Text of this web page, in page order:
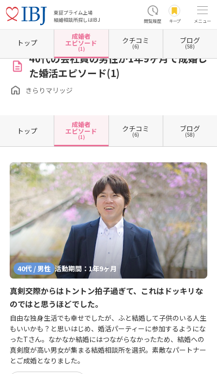
東証プライム上場
結婚相談所探しはIBJ
閲覧履歴 キープ メニュー
ホーム 静岡県の結婚相談所 静岡県浜松市 静岡県浜松市浜名区 きらりマリッジ
40代の会社員の男性が1年9ヶ月で成婚し
た婚活エピソード(1)
きらりマリッジ
トップ
成婚者
エピソード
(1)
クチコミ
(6)
ブログ
(58)
トップ
成婚者
エピソード
(1)
クチコミ
(6)
ブログ
(58)
40代 / 男性 活動期間：1年9ヶ月
真剣交際からはトントン拍子過ぎて、これはドッキリな
のではと思うほどでした。
自由な独身生活でも幸せでしたが、ふと結婚して子供のいる人生
もいいかも？と思いはじめ、婚活パーティーに参加するようにな
ったTさん。なかなか結婚にはつながらなかったため、結婚への
真剣度が高い男女が集まる結婚相談所を選択。素敵なパートナー
とご成婚となりました。